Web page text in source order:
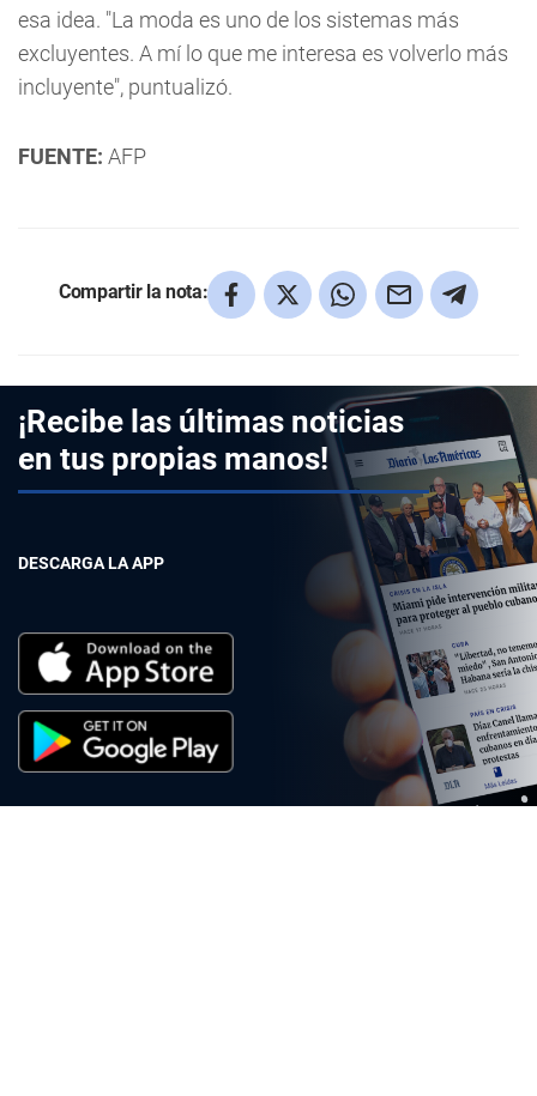
esa idea. "La moda es uno de los sistemas más
excluyentes. A mí lo que me interesa es volverlo más
incluyente", puntualizó.
FUENTE: AFP
Compartir la nota:
¡Recibe las últimas noticias
en tus propias manos!
DESCARGA LA APP